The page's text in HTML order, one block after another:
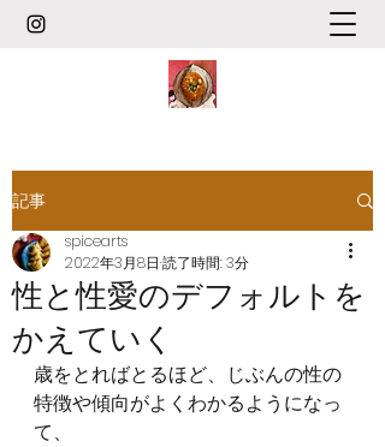
記事
性と性愛のデフォルトを
かえていく
spicearts
2022年3月8日 読了時間: 3分
歳をとればとるほど、じぶんの性の
特徴や傾向がよくわかるようになっ
て、